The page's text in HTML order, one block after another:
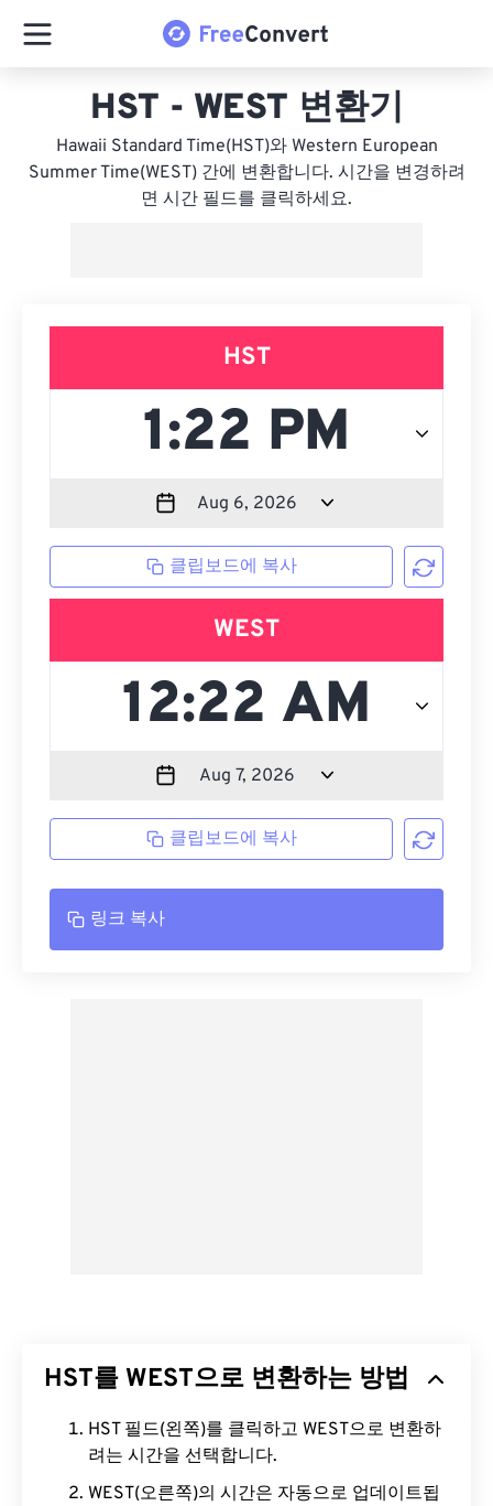
HST - WEST 변환기
Hawaii Standard Time(HST)와 Western European
Summer Time(WEST) 간에 변환합니다. 시간을 변경하려
면 시간 필드를 클릭하세요.
HST
클립보드에 복사
WEST
클립보드에 복사
링크 복사
HST를 WEST으로 변환하는 방법
HST 필드(왼쪽)를 클릭하고 WEST으로 변환하
려는 시간을 선택합니다.
WEST(오른쪽)의 시간은 자동으로 업데이트됩